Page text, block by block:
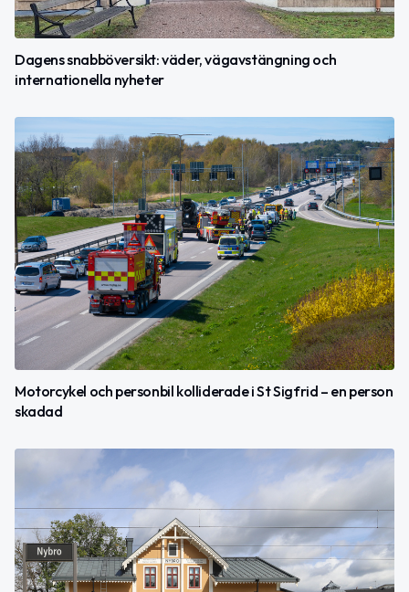
Dagens snabböversikt: väder, vägavstängning och
internationella nyheter
Motorcykel och personbil kolliderade i St Sigfrid – en person
skadad